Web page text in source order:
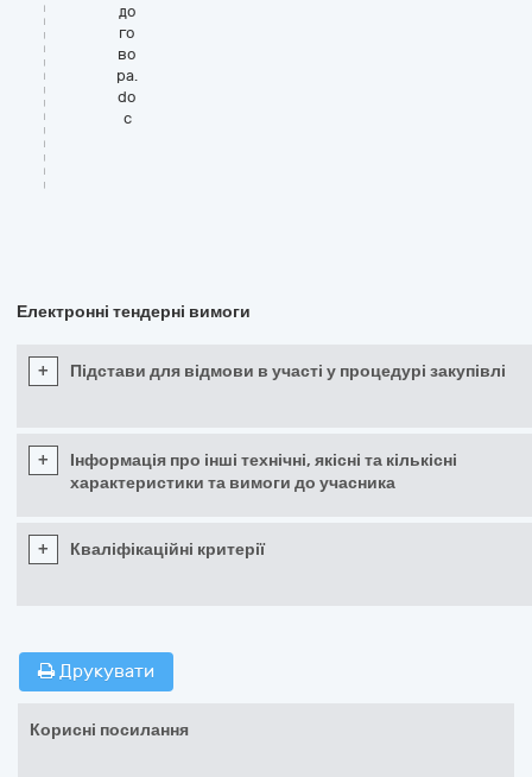
до
го
во
ра.
do
c
Електронні тендерні вимоги
+ Підстави для відмови в участі у процедурі закупівлі
+
Інформація про інші технічні, якісні та кількісні
характеристики та вимоги до учасника
+ Кваліфікаційні критерії
Друкувати
Корисні посилання